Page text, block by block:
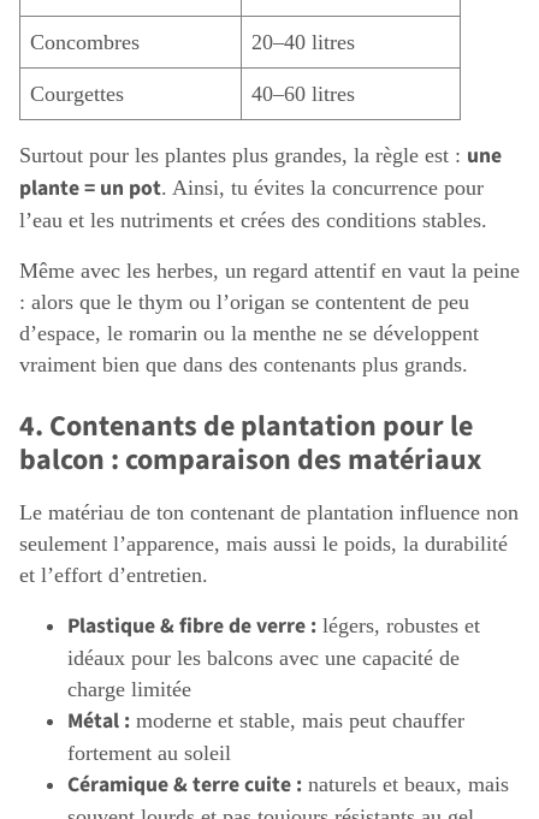
Concombres 20–40 litres
Courgettes 40–60 litres
Surtout pour les plantes plus grandes, la règle est : une
plante = un pot. Ainsi, tu évites la concurrence pour
l’eau et les nutriments et crées des conditions stables.
Même avec les herbes, un regard attentif en vaut la peine
: alors que le thym ou l’origan se contentent de peu
d’espace, le romarin ou la menthe ne se développent
vraiment bien que dans des contenants plus grands.
4. Contenants de plantation pour le
balcon : comparaison des matériaux
Le matériau de ton contenant de plantation influence non
seulement l’apparence, mais aussi le poids, la durabilité
et l’effort d’entretien.
Plastique & fibre de verre : légers, robustes et
idéaux pour les balcons avec une capacité de
charge limitée
Métal : moderne et stable, mais peut chauffer
fortement au soleil
Céramique & terre cuite : naturels et beaux, mais